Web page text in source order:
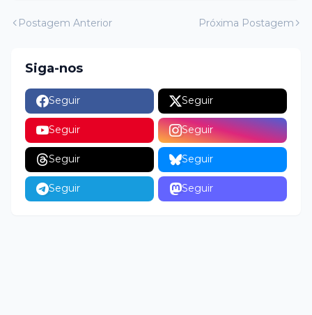
Postagem Anterior Próxima Postagem
Siga-nos
Seguir Seguir
Seguir Seguir
Seguir Seguir
Seguir Seguir